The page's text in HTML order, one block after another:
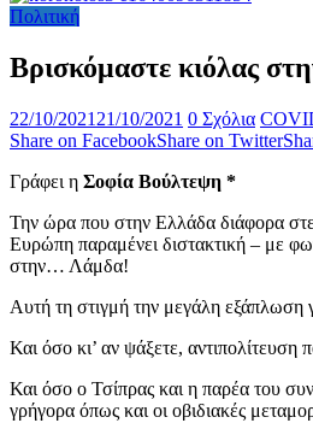
Πολιτική
Βρισκόμαστε κιόλας
22/10/2021 21/10/2021 0 Σχόλια
Share on FacebookShare on Twitter
Γράφει η Σοφία Βούλτεψη *
Την ώρα που στην Ελλάδα διάφορα
Ευρώπη παραμένει διστακτική – με
στην… Λάμδα!
Αυτή τη στιγμή την μεγάλη εξάπλωση
Και όσο κι’ αν ψάξετε,
Και όσο ο Τσίπρας και η παρέα του
γρήγορα όπως και οι οβιδιακές